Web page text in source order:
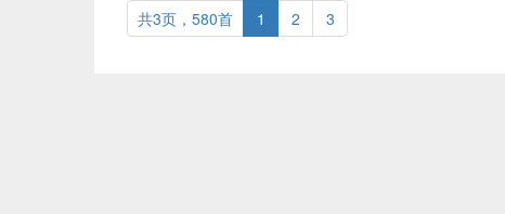
共3页，580首 1 2 3